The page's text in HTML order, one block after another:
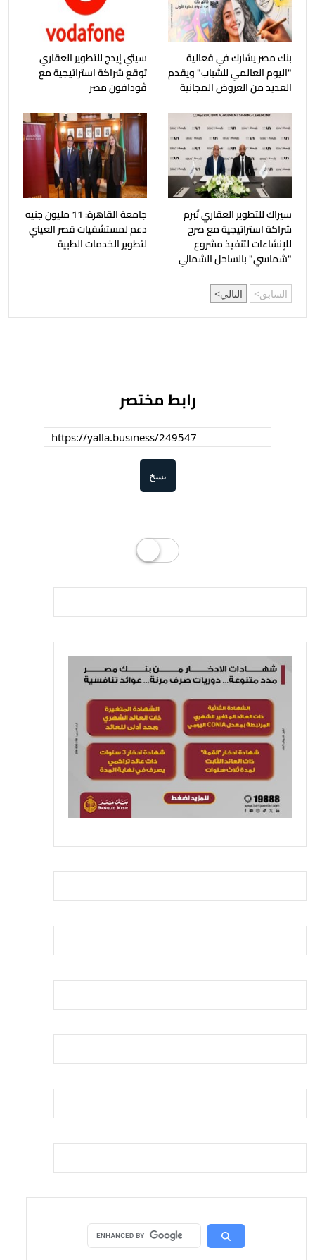
بنك مصر يشارك في فعالية
"اليوم العالمي للشباب" ويقدم
العديد من العروض المجانية
سيتي إيدج للتطوير العقاري
توقع شراكة استراتيجية مع
ڤودافون مصر
سيراك للتطوير العقاري تُبرم
شراكة استراتيجية مع صرح
للإنشاءات لتنفيذ مشروع
"شماسي" بالساحل الشمالي
جامعة القاهرة: 11 مليون جنيه
دعم لمستشفيات قصر العيني
لتطوير الخدمات الطبية
السابق التالي
رابط مختصر
نسخ